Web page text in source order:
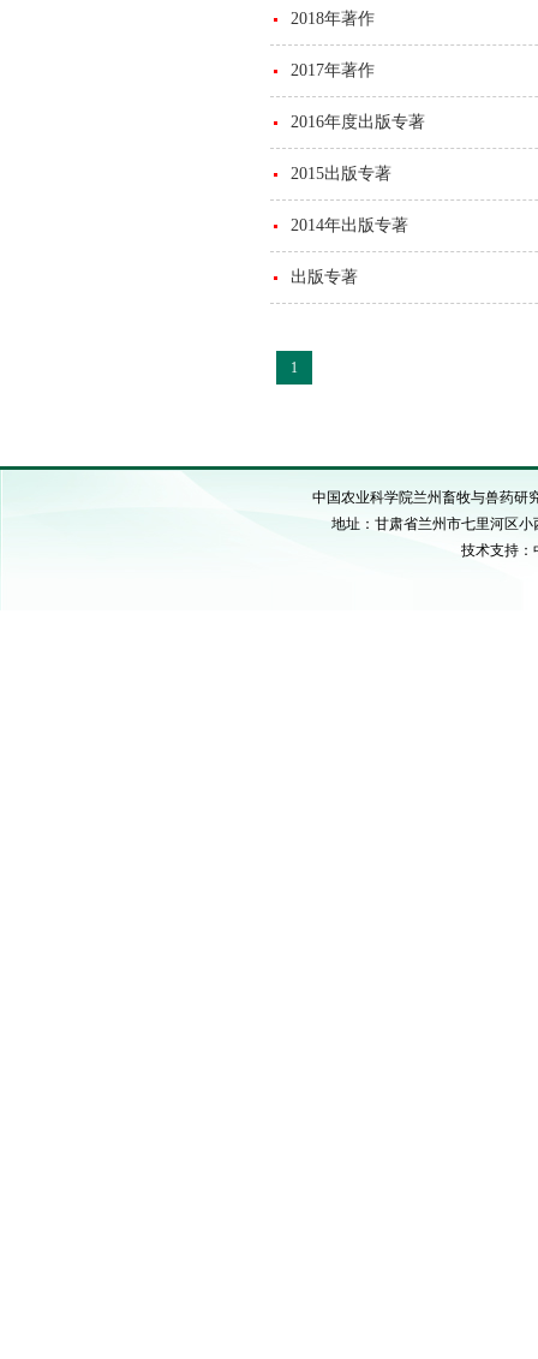
2018年著作
2017年著作
2016年度出版专著
2015出版专著
2014年出版专著
出版专著
1
中国农业科学院兰州畜牧与兽药研
地址：甘肃省兰州市七里河区小
技术支持